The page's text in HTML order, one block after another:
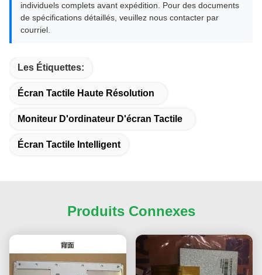
individuels complets avant expédition. Pour des documents
de spécifications détaillés, veuillez nous contacter par
courriel.
Les Étiquettes:
Écran Tactile Haute Résolution
Moniteur D'ordinateur D'écran Tactile
Écran Tactile Intelligent
Produits Connexes